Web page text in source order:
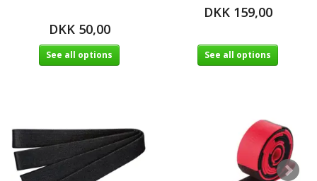
DKK 50,00
See all options
DKK 159,00
See all options